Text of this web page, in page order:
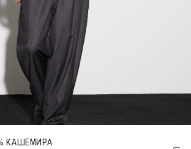
КАШЕМИРА